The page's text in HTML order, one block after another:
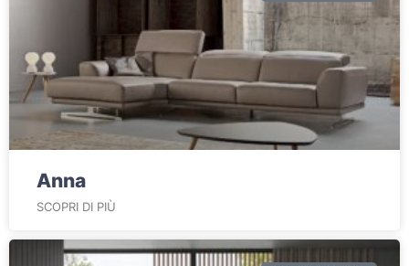
Anna
SCOPRI DI PIÙ